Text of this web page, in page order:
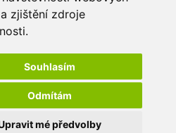
zjištění zdroje
Souhlasím
Odmítám
mé předvolby
All rights reserved. Created
Digital One